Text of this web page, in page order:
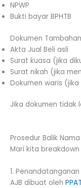
NPWP
Bukti bayar BPHTB
Dokumen
Akta Jual Beli asli
Surat kuasa (jika
Surat nikah (jika
Dokumen waris
Jika dokumen tidak
Prosedur Balik
Mari kita
1. Penandatanganan
AJB dibuat oleh PPAT